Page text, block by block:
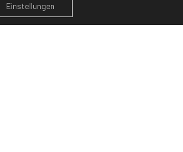
Einstellungen